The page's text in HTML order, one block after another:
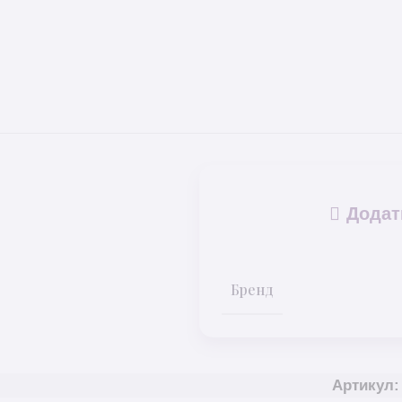
Бренд
Артикул: